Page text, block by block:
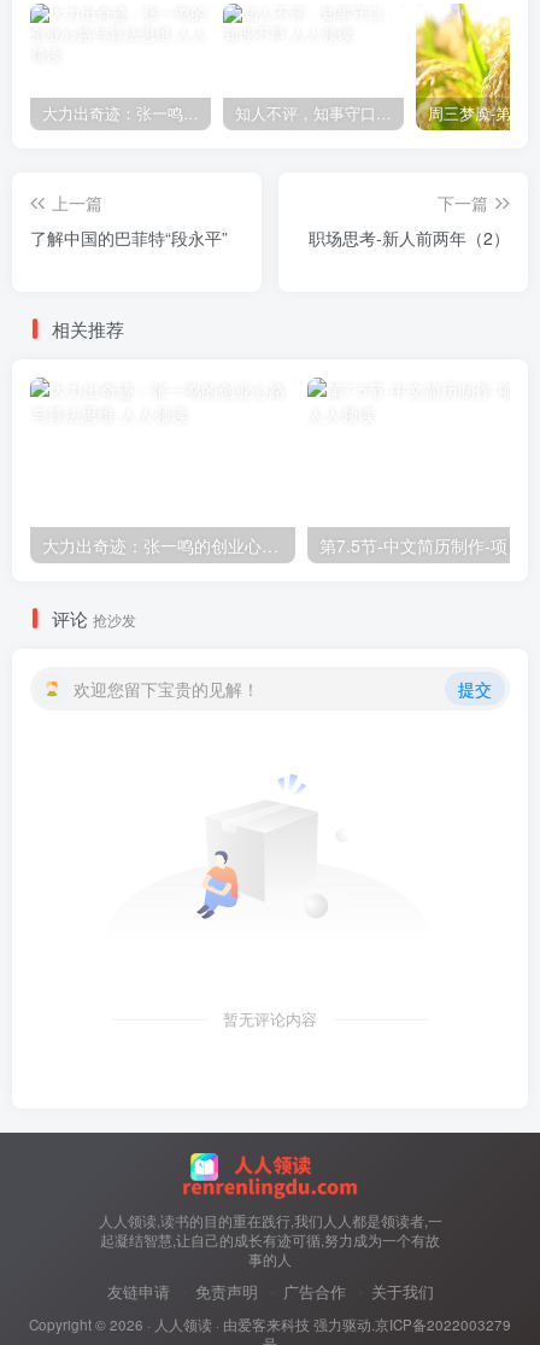
大力出奇迹：张一鸣的创业心路与算法思维 知人不评，知事守口，知理不辩
上一篇
了解中国的巴菲特“段永平”
下一篇
职场思考-新人前两年（2）
相关推荐
大力出奇迹：张一鸣的创业心路与算法思维 第7.5节-中文简历制作-项目
评论 抢沙发
欢迎您留下宝贵的见解！ 提交
暂无评论内容
人人领读,读书的目的重在践行,我们人人都是领读者,一
起凝结智慧,让自己的成长有迹可循,努力成为一个有故
事的人
友链申请 免责声明 广告合作 关于我们
Copyright ©2026 · 人人领读 · 由爱客来科技 强力驱动. 京ICP备2022003279